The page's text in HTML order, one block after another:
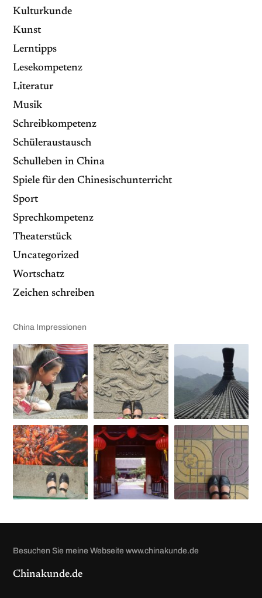
Kulturkunde
Kunst
Lerntipps
Lesekompetenz
Literatur
Musik
Schreibkompetenz
Schüleraustausch
Schulleben in China
Spiele für den Chinesischunterricht
Sport
Sprechkompetenz
Theaterstück
Uncategorized
Wortschatz
Zeichen schreiben
China Impressionen
Besuchen Sie meine Webseite www.chinakunde.de
Chinakunde.de